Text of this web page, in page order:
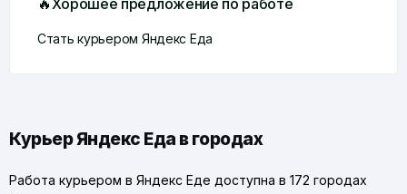
🔥Хорошее предложение по работе
Стать курьером Яндекс Еда
Курьер Яндекс Еда в городах
Работа курьером в Яндекс Еде доступна в 172 городах